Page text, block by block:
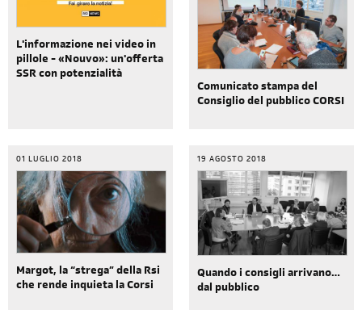
L'informazione nei video in
pillole - «Nouvo»: un'offerta
SSR con potenzialità
Comunicato stampa del
Consiglio del pubblico CORSI
01 LUGLIO 2018
Margot, la “strega” della Rsi
che rende inquieta la Corsi
19 AGOSTO 2018
Quando i consigli arrivano…
dal pubblico